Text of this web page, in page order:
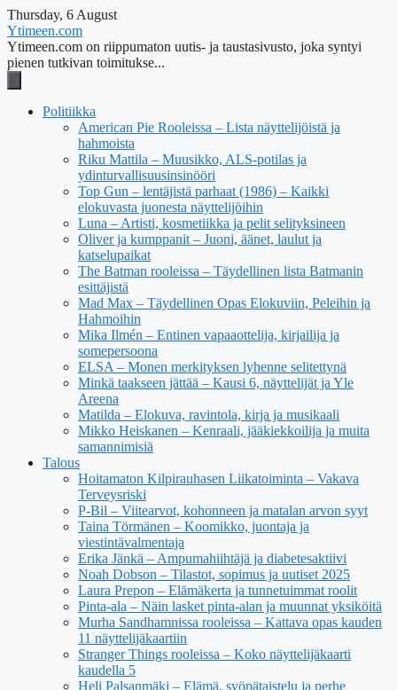
Thursday, 6 August
Ytimeen.com
Ytimeen.com on riippumaton uutis- ja taustasivusto, joka syntyi
pienen tutkivan toimitukse...
Politiikka
American Pie Rooleissa – Lista näyttelijöistä ja
hahmoista
Riku Mattila – Muusikko, ALS-potilas ja
ydinturvallisuusinsinööri
Top Gun – lentäjistä parhaat (1986) – Kaikki
elokuvasta juonesta näyttelijöihin
Luna – Artisti, kosmetiikka ja pelit selityksineen
Oliver ja kumppanit – Juoni, äänet, laulut ja
katselupaikat
The Batman rooleissa – Täydellinen lista Batmanin
esittäjistä
Mad Max – Täydellinen Opas Elokuviin, Peleihin ja
Hahmoihin
Mika Ilmén – Entinen vapaaottelija, kirjailija ja
somepersoona
ELSA – Monen merkityksen lyhenne selitettynä
Minkä taakseen jättää – Kausi 6, näyttelijät ja Yle
Areena
Matilda – Elokuva, ravintola, kirja ja musikaali
Mikko Heiskanen – Kenraali, jääkiekkoilija ja muita
samannimisiä
Talous
Hoitamaton Kilpirauhasen Liikatoiminta – Vakava
Terveysriski
P-Bil – Viitearvot, kohonneen ja matalan arvon syyt
Taina Törmänen – Koomikko, juontaja ja
viestintävalmentaja
Erika Jänkä – Ampumahiihtäjä ja diabetesaktiivi
Noah Dobson – Tilastot, sopimus ja uutiset 2025
Laura Prepon – Elämäkerta ja tunnetuimmat roolit
Pinta-ala – Näin lasket pinta-alan ja muunnat yksiköitä
Murha Sandhamnissa rooleissa – Kattava opas kauden
11 näyttelijäkaartiin
Stranger Things rooleissa – Koko näyttelijäkaarti
kaudella 5
Heli Palsanmäki – Elämä, syöpätaistelu ja perhe